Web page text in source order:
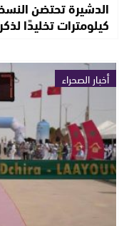
كيلومترات تخليدًا
أخبار الصحراء